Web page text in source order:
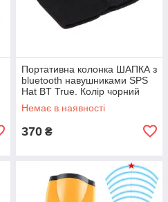
Портативна колонка ШАПКА з
bluetooth навушниками SPS
Hat BT True. Колір чорний
JR-10
Немає в наявності
370 ₴